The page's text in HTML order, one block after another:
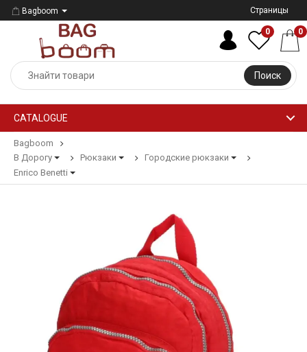
Bagboom Страницы
Поиск
0 0
CATALOGUE
Bagboom
В Дорогу
Рюкзаки
Городские рюкзаки
Enrico Benetti